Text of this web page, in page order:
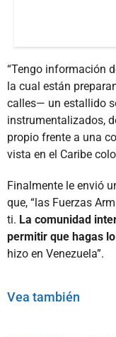
“Tengo información
la cual están
calles— un estallido
instrumentalizados,
propio frente a una
vista en el Caribe
Finalmente le envió
que, “las Fuerzas
ti. La comunidad
permitir que hagas
hizo en Venezuela”.
Vea también